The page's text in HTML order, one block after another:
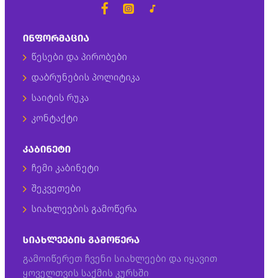
ᲘᲜᲤᲝᲠᲛᲐᲪᲘᲐ
წესები და პირობები
დაბრუნების პოლიტიკა
საიტის რუკა
კონტაქტი
ᲙᲐᲑᲘᲜᲔᲢᲘ
ჩემი კაბინეტი
შეკვეთები
სიახლეების გამოწერა
ᲡᲘᲐᲮᲚᲔᲔᲑᲘᲡ ᲒᲐᲛᲝᲬᲔᲠᲐ
გამოიწერეთ ჩვენი სიახლეები და იყავით
ყოველთვის საქმის კურსში